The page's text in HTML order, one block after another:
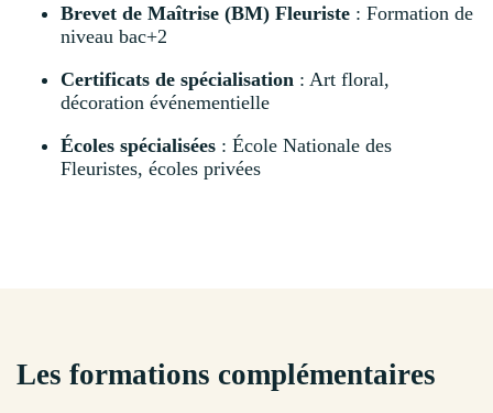
Brevet de Maîtrise (BM) Fleuriste : Formation de
niveau bac+2
Certificats de spécialisation : Art floral,
décoration événementielle
Écoles spécialisées : École Nationale des
Fleuristes, écoles privées
Les formations complémentaires